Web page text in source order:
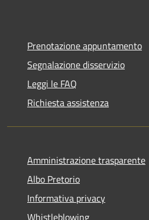
Prenotazione appuntamento
Segnalazione disservizio
Leggi le FAQ
Richiesta assistenza
Amministrazione trasparente
Albo Pretorio
Informativa privacy
Whistleblowing